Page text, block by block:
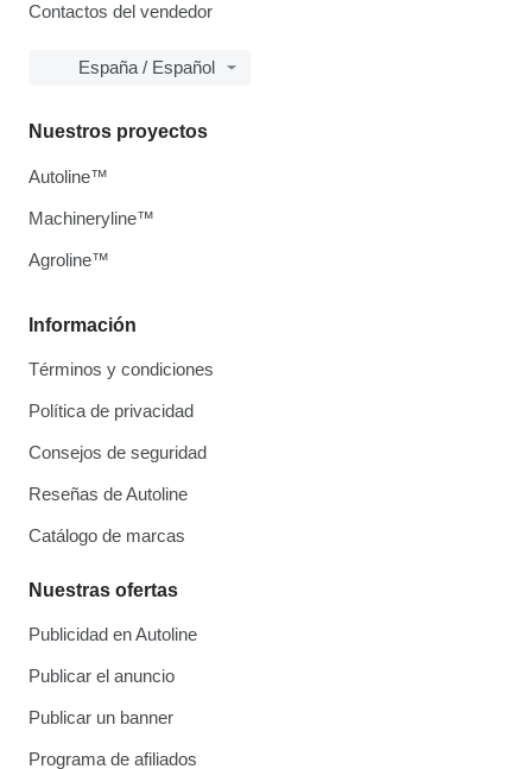
Contactos del vendedor
España / Español
Información
Términos y condiciones
Política de privacidad
Consejos de seguridad
Reseñas de Autoline
Catálogo de marcas
Nuestras ofertas
Publicidad en Autoline
Publicar el anuncio
Publicar un banner
Programa de afiliados
Nuestros proyectos
Autoline™
Machineryline™
Agroline™